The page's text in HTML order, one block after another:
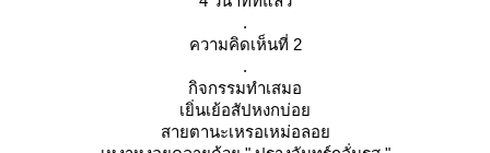
.
ความคิดเห็นที่ 2
.
กิจกรรมทำเสมอ
เยิ่นเย้อสัปหงกบ่อ
สายตานะเหรอเหม่อลอ